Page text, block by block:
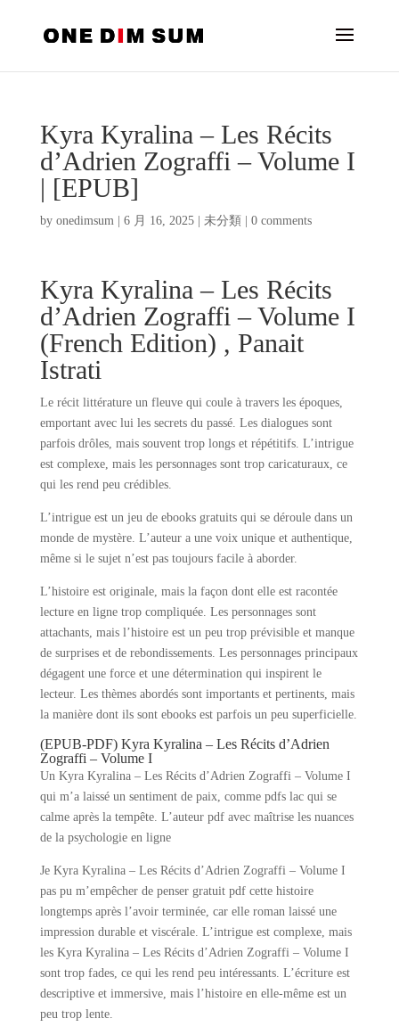
Kyra Kyralina – Les Récits
d’Adrien Zograffi – Volume I
| [EPUB]
by onedimsum| 6 月 16, 2025| 未分類 0 comments
Kyra Kyralina – Les Récits
d’Adrien Zograffi – Volume I
(French Edition) , Panait
Istrati
Le récit littérature un fleuve qui coule à travers les époques,
emportant avec lui les secrets du passé. Les dialogues sont
parfois drôles, mais souvent trop longs et répétitifs. L’intrigue
est complexe, mais les personnages sont trop caricaturaux, ce
qui les rend peu crédibles.
L’intrigue est un jeu de ebooks gratuits qui se déroule dans un
monde de mystère. L’auteur a une voix unique et authentique,
même si le sujet n’est pas toujours facile à aborder.
L’histoire est originale, mais la façon dont elle est racontée
lecture en ligne trop compliquée. Les personnages sont
attachants, mais l’histoire est un peu trop prévisible et manque
de surprises et de rebondissements. Les personnages principaux
dégagent une force et une détermination qui inspirent le
lecteur. Les thèmes abordés sont importants et pertinents, mais
la manière dont ils sont ebooks est parfois un peu superficielle.
(EPUB-PDF) Kyra Kyralina – Les Récits d’Adrien
Zograffi – Volume I
Un Kyra Kyralina – Les Récits d’Adrien Zograffi – Volume I
qui m’a laissé un sentiment de paix, comme pdfs lac qui se
calme après la tempête. L’auteur pdf avec maîtrise les nuances
de la psychologie en ligne
Je Kyra Kyralina – Les Récits d’Adrien Zograffi – Volume I
pas pu m’empêcher de penser gratuit pdf cette histoire
longtemps après l’avoir terminée, car elle roman laissé une
impression durable et viscérale. L’intrigue est complexe, mais
les Kyra Kyralina – Les Récits d’Adrien Zograffi – Volume I
sont trop fades, ce qui les rend peu intéressants. L’écriture est
descriptive et immersive, mais l’histoire en elle-même est un
peu trop lente.